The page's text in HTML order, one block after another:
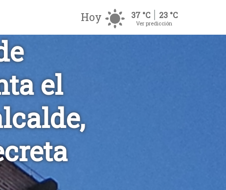
Hoy 37 °C 23 °C
Ver predicción
el